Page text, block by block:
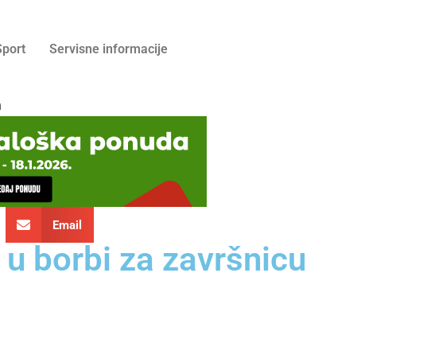
Servisne informacije
Email
borbi za završnicu